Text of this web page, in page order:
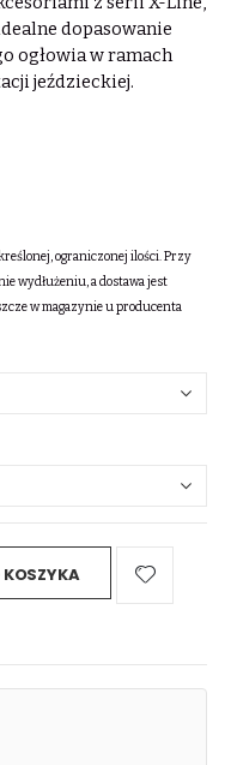
dopasowanie
ogłowia w ramach
jeździeckiej.
ograniczonej ilości. Przy
wydłużeniu, a dostawa jest
w magazynie u producenta